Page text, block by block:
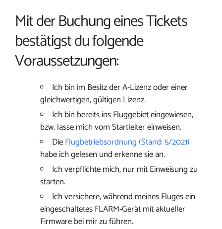
Mit der Buchung eines Tickets
bestätigst du folgende
Voraussetzungen:
Ich bin im Besitz der A-Lizenz oder einer
gleichwertigen, gültigen Lizenz.
Ich bin bereits ins Fluggebiet eingewiesen,
bzw. lasse mich vom Startleiter einweisen.
DieFlugbetriebsordnung (Stand: 5/2021)
habe ich gelesen und erkenne sie an.
Ich verpflichte mich, nur mit Einweisung zu
starten.
Ich versichere, während meines Fluges ein
eingeschaltetes FLARM-Gerät mit aktueller
Firmware bei mir zu führen.